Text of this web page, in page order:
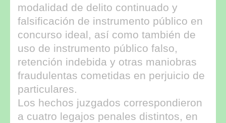
modalidad de delito continuado y
falsificación de instrumento público en
concurso ideal, así como también de
uso de instrumento público falso,
retención indebida y otras maniobras
fraudulentas cometidas en perjuicio de
particulares.
Los hechos juzgados correspondieron
a cuatro legajos penales distintos, en